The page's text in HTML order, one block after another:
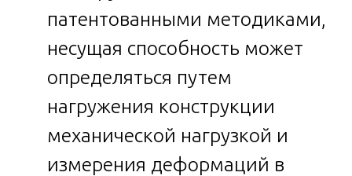
патентованными методиками,
несущая способность может
определяться путем
нагружения конструкции
механической нагрузкой и
измерения деформаций в